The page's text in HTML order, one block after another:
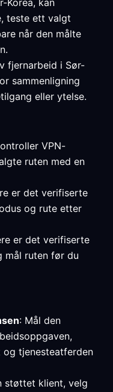
Korea, kan
teste ett valgt
når den målte
fjernarbeid i Sør-
sammenligning
eller ytelse.
VPN-
ruten med en
er det verifiserte
og rute etter
er det verifiserte
mål ruten før du
: Mål den
tjenesteatferden
støttet klient, velg